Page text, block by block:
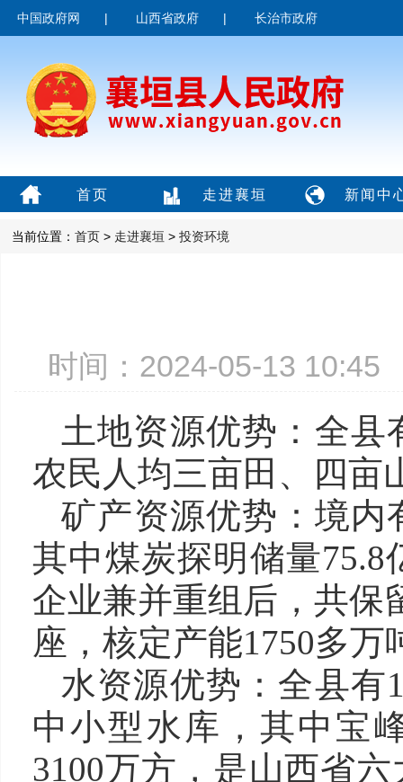
中国政府网 | 山西省政府 | 长治市政府
首页 走进襄垣 新闻中
当前位置： 首页 > 走进襄垣 > 投资环境
时间：2024-05-13
土地资源优势：全县
农民人均三亩田、四亩
矿产资源优势：境内
其中煤炭探明储量75.8
企业兼并重组后，共保
座，核定产能1750多万
水资源优势：全县有
中小型水库，其中宝
3100万方，是山西省